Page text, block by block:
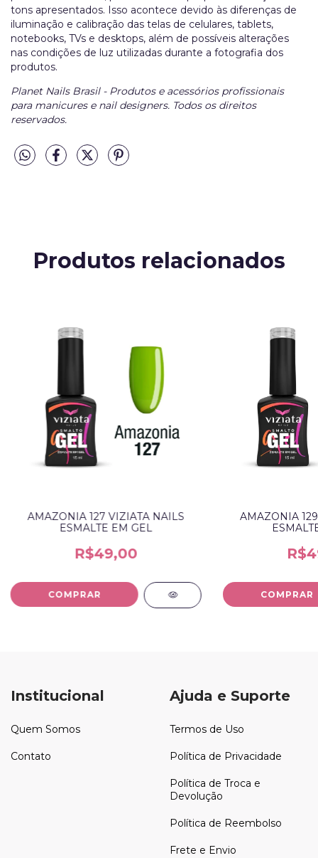
tons apresentados. Isso acontece devido às diferenças de
iluminação e calibração das telas de celulares, tablets,
notebooks, TVs e desktops, além de possíveis alterações
nas condições de luz utilizadas durante a fotografia dos
produtos.
Planet Nails Brasil - Produtos e acessórios profissionais
para manicures e nail designers. Todos os direitos
reservados.
Produtos relacionados
AMAZONIA 127 VIZIATA NAILS
ESMALTE EM GEL
R$49,00
AMAZONIA
Institucional
Quem Somos
Contato
Ajuda e Suporte
Termos de Uso
Política de Privacidade
Política de Troca e
Devolução
Política de Reembolso
Frete e Envio